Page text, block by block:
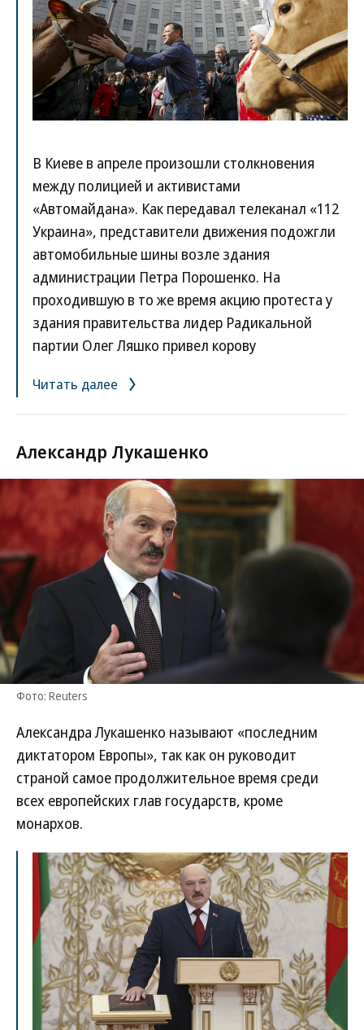
В Киеве в апреле произошли столкновения
между полицией и активистами
«Автомайдана». Как передавал телеканал «112
Украина», представители движения подожгли
автомобильные шины возле здания
администрации Петра Порошенко. На
проходившую в то же время акцию протеста у
здания правительства лидер Радикальной
партии Олег Ляшко привел корову
Читать далее
Александр Лукашенко
Фото: Reuters
Александра Лукашенко называют «последним
диктатором Европы», так как он руководит
страной самое продолжительное время среди
всех европейских глав государств, кроме
монархов.